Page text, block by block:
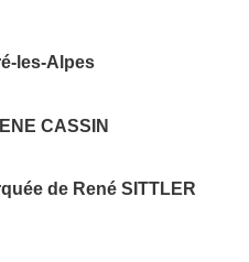
les-Alpes
CASSIN
de René SITTLER